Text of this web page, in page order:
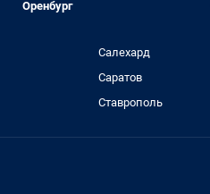
Оренбург
Салехард
Саратов
Ставрополь